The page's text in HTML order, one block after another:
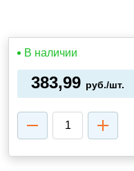
В наличии
383,99 руб./шт.